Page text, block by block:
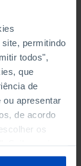
permitindo
todos",
que
de
ou apresentar
de acordo
os
ou da
-